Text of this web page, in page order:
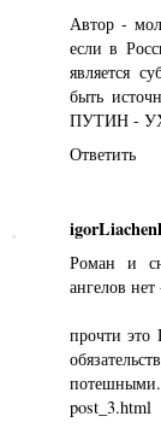
Автор -
если в
является
быть
ПУТИН -
Ответить
Роман и
ангелов
прочти это
post_3.html